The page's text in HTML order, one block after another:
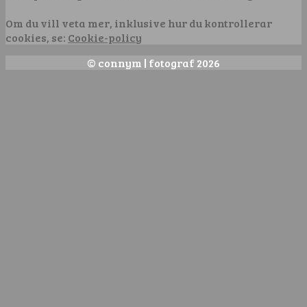
Om du vill veta mer, inklusive hur du kontrollerar
cookies, se: Cookie-policy
© connym | fotograf 2026